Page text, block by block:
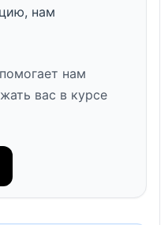
нам
нам
вас в курсе